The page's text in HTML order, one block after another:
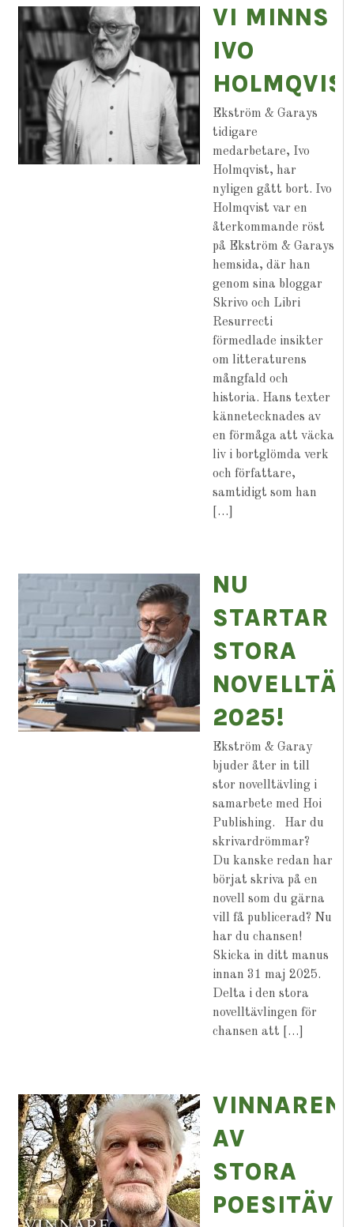
VI MINNS
IVO
Ekström & Garays
tidigare
medarbetare, Ivo
Holmqvist, har
nyligen gått bort. Ivo
Holmqvist var en
återkommande röst
på Ekström & Garays
hemsida, där han
genom sina bloggar
Skrivo och Libri
Resurrecti
förmedlade insikter
om litteraturens
mångfald och
historia. Hans texter
kännetecknades av
en förmåga att väcka
liv i bortglömda verk
och författare,
samtidigt som han
[…]
NU
STARTAR
STORA
2025!
Ekström & Garay
bjuder åter in till
stor novelltävling i
samarbete med Hoi
Publishing. Har du
skrivardrömmar?
Du kanske redan har
börjat skriva på en
novell som du gärna
vill få publicerad? Nu
har du chansen!
Skicka in ditt manus
innan 31 maj 2025.
Delta i den stora
novelltävlingen för
chansen att […]
VINNAREN
AV
STORA